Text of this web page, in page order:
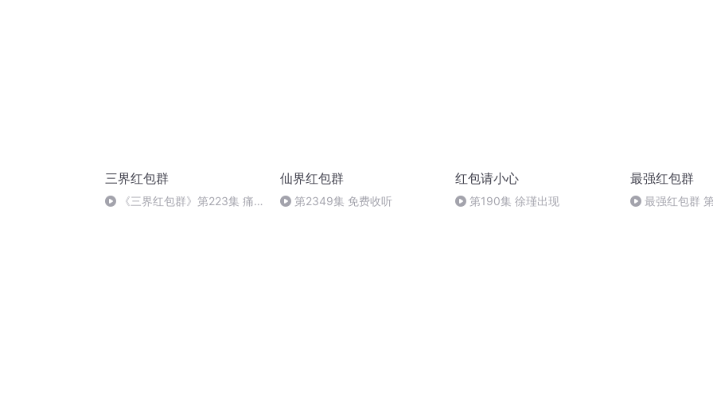
三界红包群
《三界红包群》第223集 痛
仙界红包群
第2349集 免费收听
红包请小心
第190集 徐瑾出现
最强红包群
最强红包群